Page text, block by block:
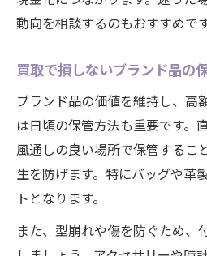
動向を相談するのもおすすめです
買取で損しないブランド品の
ブランド品の価値を維持し、高
は日頃の保管方法も重要です。
風通しの良い場所で保管するこ
生を防げます。特にバッグや革
トとなります。
また、型崩れや傷を防ぐため、